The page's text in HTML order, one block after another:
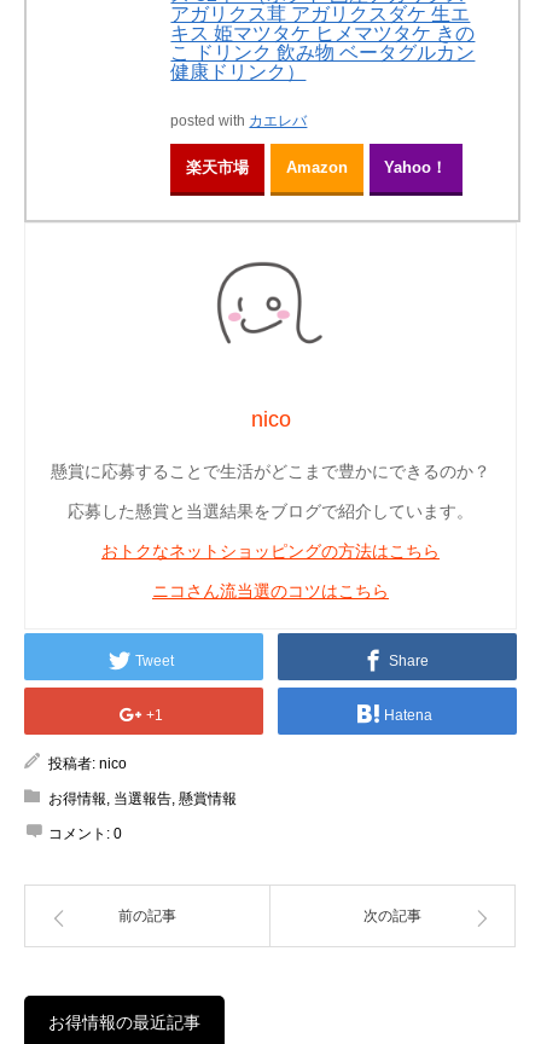
アガリクス茸 アガリクスダケ 生エ
キス 姫マツタケ ヒメマツタケ きの
こ ドリンク 飲み物 ベータグルカン
健康ドリンク）
posted with カエレバ
楽天市場 Amazon Yahoo！
nico
懸賞に応募することで生活がどこまで豊かにできるのか？
応募した懸賞と当選結果をブログで紹介しています。
おトクなネットショッピングの方法はこちら
ニコさん流当選のコツはこちら
Tweet Share
+1 Hatena
投稿者: nico
お得情報, 当選報告, 懸賞情報
コメント: 0
前の記事 次の記事
お得情報の最近記事